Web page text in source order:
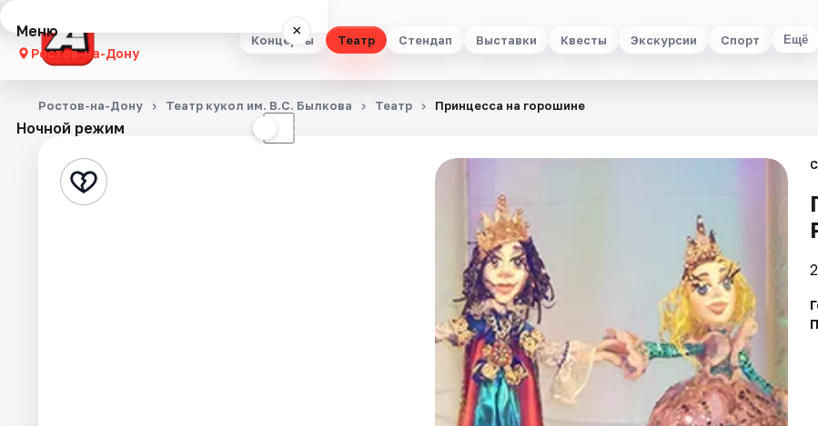
Концерты Театр Стендап Выставки Квесты Экскурсии Спорт Ещё
Меню ×
Ростов-на-Дону
Концерты
Стендап
Ночной режим ☾
Ростов-на-Дону Театр кукол им. В.С. Былкова Театр Принцесса на горошине